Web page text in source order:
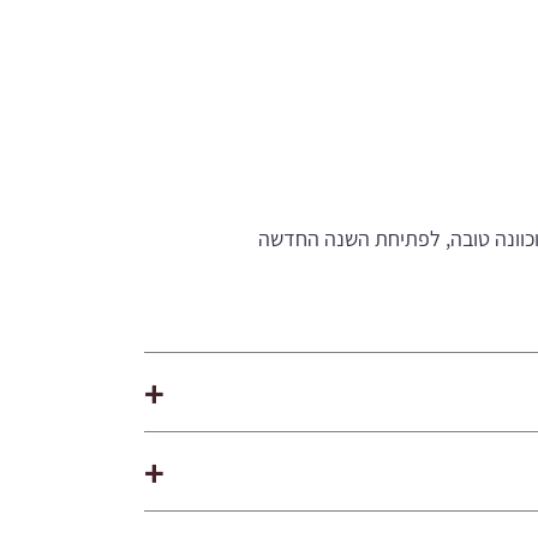
טובה, לפתיחת השנה החדשה